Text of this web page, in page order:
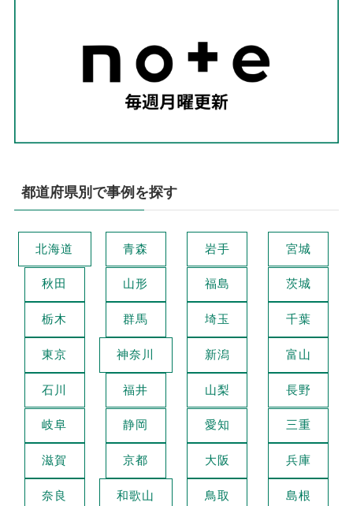
都道府県別で事例を探す
北海道 青森 岩手 宮城
秋田 山形 福島 茨城
栃木 群馬 埼玉 千葉
東京 神奈川 新潟 富山
石川 福井 山梨 長野
岐阜 静岡 愛知 三重
滋賀 京都 大阪 兵庫
奈良 和歌山 鳥取 島根